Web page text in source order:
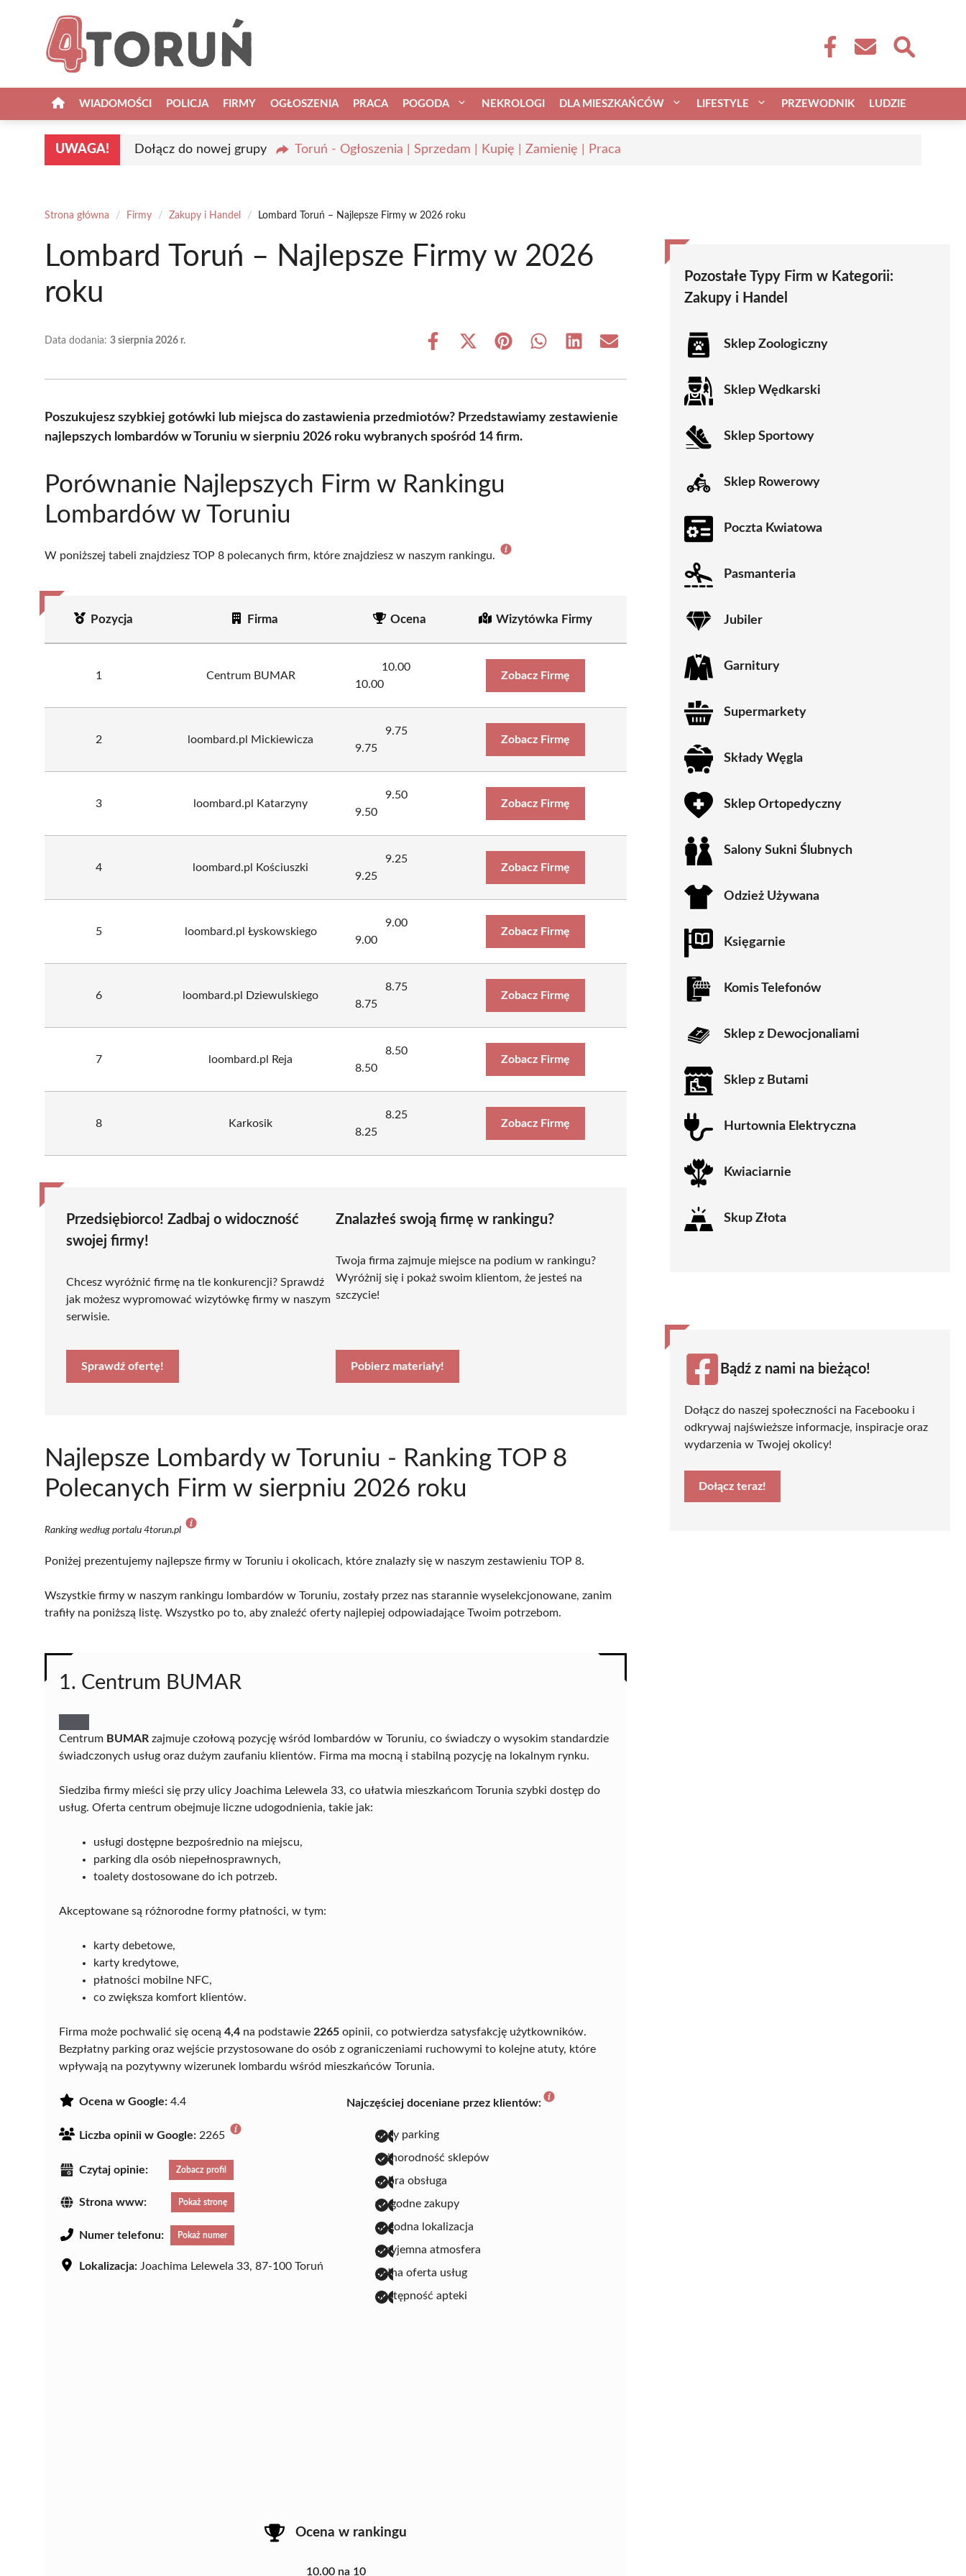
WIADOMOŚCI POLICJA FIRMY OGŁOSZENIA PRACA POGODA NEKROLOGI DLA MIESZKAŃCÓW LIFESTYLE PRZEWODNIK LUDZIE
UWAGA! Dołącz do nowej grupy Toruń - Ogłoszenia | Sprzedam | Kupię | Zamienię | Praca
Strona główna / Firmy / Zakupy i Handel / Lombard Toruń – Najlepsze Firmy w 2026 roku
Lombard Toruń – Najlepsze Firmy w 2026
roku
Data dodania: 3 sierpnia 2026 r.
Share
Share
(Twitter)
Share Share Share Share
Poszukujesz szybkiej gotówki lub miejsca do zastawienia przedmiotów? Przedstawiamy zestawienie
najlepszych lombardów w Toruniu w sierpniu 2026 roku wybranych spośród 14 firm.
Porównanie Najlepszych Firm w Rankingu
Lombardów w Toruniu
W poniższej tabeli znajdziesz TOP 8 polecanych firm, które znajdziesz w naszym rankingu.
Pozycja Firma Ocena Wizytówka Firmy
1 Centrum BUMAR
10.00
10.00
Zobacz Firmę
2 loombard.pl Mickiewicza
9.75
9.75
Zobacz Firmę
3 loombard.pl Katarzyny
9.50
9.50
Zobacz Firmę
4 loombard.pl Kościuszki
9.25
9.25
Zobacz Firmę
5 loombard.pl Łyskowskiego
9.00
9.00
Zobacz Firmę
6 loombard.pl Dziewulskiego
8.75
8.75
Zobacz Firmę
7 loombard.pl Reja
8.50
8.50
Zobacz Firmę
8 Karkosik
8.25
8.25
Zobacz Firmę
Przedsiębiorco! Zadbaj o widoczność
swojej firmy!
Chcesz wyróżnić firmę na tle konkurencji? Sprawdź
jak możesz wypromować wizytówkę firmy w naszym
serwisie.
Sprawdź ofertę!
Znalazłeś swoją firmę w rankingu?
Twoja firma zajmuje miejsce na podium w rankingu?
Wyróżnij się i pokaż swoim klientom, że jesteś na
szczycie!
Pobierz materiały!
Najlepsze Lombardy w Toruniu - Ranking TOP 8
Polecanych Firm w sierpniu 2026 roku
Ranking według portalu 4torun.pl
Poniżej prezentujemy najlepsze firmy w Toruniu i okolicach, które znalazły się w naszym zestawieniu TOP 8.
Wszystkie firmy w naszym rankingu lombardów w Toruniu, zostały przez nas starannie wyselekcjonowane, zanim
trafiły na poniższą listę. Wszystko po to, aby znaleźć oferty najlepiej odpowiadające Twoim potrzebom.
1. Centrum BUMAR
Centrum BUMAR zajmuje czołową pozycję wśród lombardów w Toruniu, co świadczy o wysokim standardzie
świadczonych usług oraz dużym zaufaniu klientów. Firma ma mocną i stabilną pozycję na lokalnym rynku.
Siedziba firmy mieści się przy ulicy Joachima Lelewela 33, co ułatwia mieszkańcom Torunia szybki dostęp do
usług. Oferta centrum obejmuje liczne udogodnienia, takie jak:
usługi dostępne bezpośrednio na miejscu,
parking dla osób niepełnosprawnych,
toalety dostosowane do ich potrzeb.
Akceptowane są różnorodne formy płatności, w tym:
karty debetowe,
karty kredytowe,
płatności mobilne NFC,
co zwiększa komfort klientów.
Firma może pochwalić się oceną 4,4 na podstawie 2265 opinii, co potwierdza satysfakcję użytkowników.
Bezpłatny parking oraz wejście przystosowane do osób z ograniczeniami ruchowymi to kolejne atuty, które
wpływają na pozytywny wizerunek lombardu wśród mieszkańców Torunia.
Ocena w Google: 4.4
Liczba opinii w Google: 2265
Czytaj opinie: Zobacz profil
Strona www: Pokaż stronę
Numer telefonu: Pokaż numer
Lokalizacja: Joachima Lelewela 33, 87-100 Toruń
Najczęściej doceniane przez klientów:
duży parking
różnorodność sklepów
dobra obsługa
wygodne zakupy
dogodna lokalizacja
przyjemna atmosfera
pełna oferta usług
dostępność apteki
Ocena w rankingu
10.00 na 10
Pozostałe Typy Firm w Kategorii:
Zakupy i Handel
Sklep Zoologiczny
Sklep Wędkarski
Sklep Sportowy
Sklep Rowerowy
Poczta Kwiatowa
Pasmanteria
Jubiler
Garnitury
Supermarkety
Składy Węgla
Sklep Ortopedyczny
Salony Sukni Ślubnych
Odzież Używana
Księgarnie
Komis Telefonów
Sklep z Dewocjonaliami
Sklep z Butami
Hurtownia Elektryczna
Kwiaciarnie
Skup Złota
Bądź z nami na bieżąco!
Dołącz do naszej społeczności na Facebooku i
odkrywaj najświeższe informacje, inspiracje oraz
wydarzenia w Twojej okolicy!
Dołącz teraz!